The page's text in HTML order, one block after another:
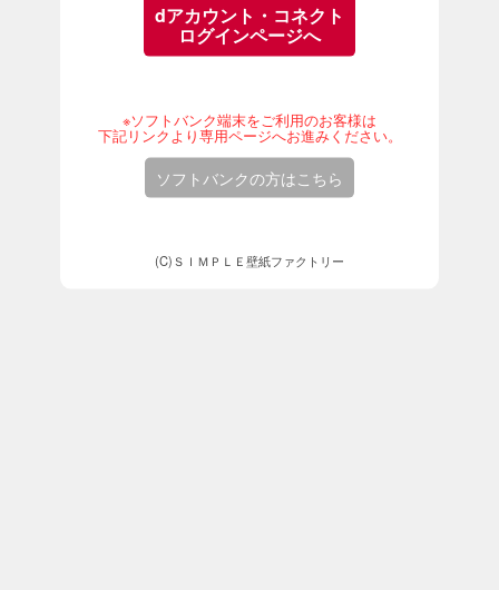
dアカウント・コネクト
ログインページへ
※ソフトバンク端末をご利用のお客様は
下記リンクより専用ページへお進みください。
ソフトバンクの方はこちら
(C)ＳＩＭＰＬＥ壁紙ファクトリー